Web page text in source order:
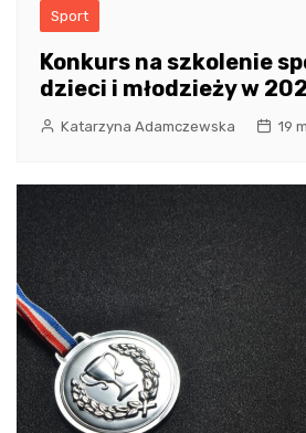
Sport
Konkurs na szkolenie
dzieci i młodzieży w
Katarzyna Adamczewska 19